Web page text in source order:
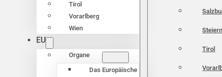
Tirol
Vorarlberg
Wien
EU
Organe
Das Europäische
Tirol